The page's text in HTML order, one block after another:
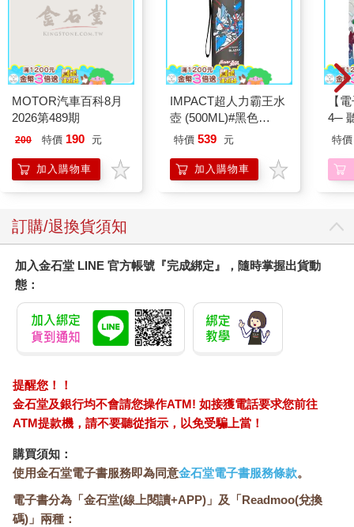
MOTOR汽車百科8月
2026第489期
200 特價 190 元
加入購物車
IMPACT超人力霸王水
壺 (500ML)#黑色
IMUTB01BK
特價 539 元
加入購物車
【
4─
期
特價
訂購/退換貨須知
加入金石堂 LINE 官方帳號『完成綁定』，隨時掌握出貨動
態：
提醒您！！
金石堂及銀行均不會請您操作ATM! 如接獲電話要求您前往
ATM提款機，請不要聽從指示，以免受騙上當！
購買須知：
使用金石堂電子書服務即為同意金石堂電子書服務條款。
電子書分為「金石堂(線上閱讀+APP)」及「Readmoo(兌換
碼)」兩種：